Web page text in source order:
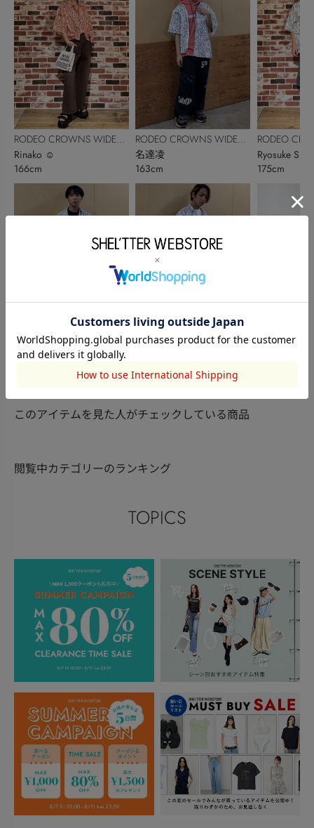
RODEO CROWNS WIDE
BOWL
Rinako ☺︎
166cm
RODEO CROWNS WIDE
BOWL
名達凌
RODEO CROWNS WIDE
BOWL
名達凌
163cm
RODEO CROWNS WIDE
163cm
RODEO
BOWL
Ryosuke
175cm
RODEO
このアイテムを見た人がチェックしている商品
閲覧中カテゴリーのランキング
TOPICS